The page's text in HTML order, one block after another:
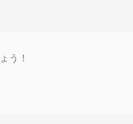
う！